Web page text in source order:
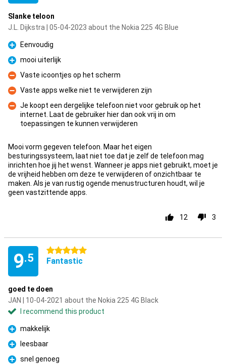
Slanke teloon
J.L. Dijkstra | 05-04-2023 about the Nokia 225 4G Blue
Pro
Eenvoudig
Pro
mooi uiterlijk
Con
Vaste icoontjes op het scherm
Con
Vaste apps welke niet te verwijderen zijn
Je koopt een dergelijke telefoon niet voor gebruik op het
internet. Laat de gebruiker hier dan ook vrij in om
toepassingen te kunnen verwijderen
Mooi vorm gegeven telefoon. Maar het eigen
besturingssysteem, laat niet toe dat je zelf de telefoon mag
inrichten hoe jij het wenst. Wanneer je apps niet gebruikt, moet je
de vrijheid hebben om deze te verwijderen of onzichtbaar te
maken. Als je van rustig ogende menustructuren houdt, wil je
geen vastzittende apps.
12 3
9.5
5 stars
Fantastic
goed te doen
JAN | 10-04-2021 about the Nokia 225 4G Black
I recommend this product
Pro
makkelijk
Pro
leesbaar
snel genoeg